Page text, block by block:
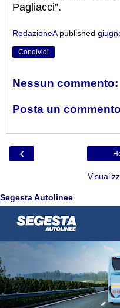
Pagliacci”.
RedazioneA published
Condividi
Nessun commento:
Posta un commento
‹
Segesta Autolinee